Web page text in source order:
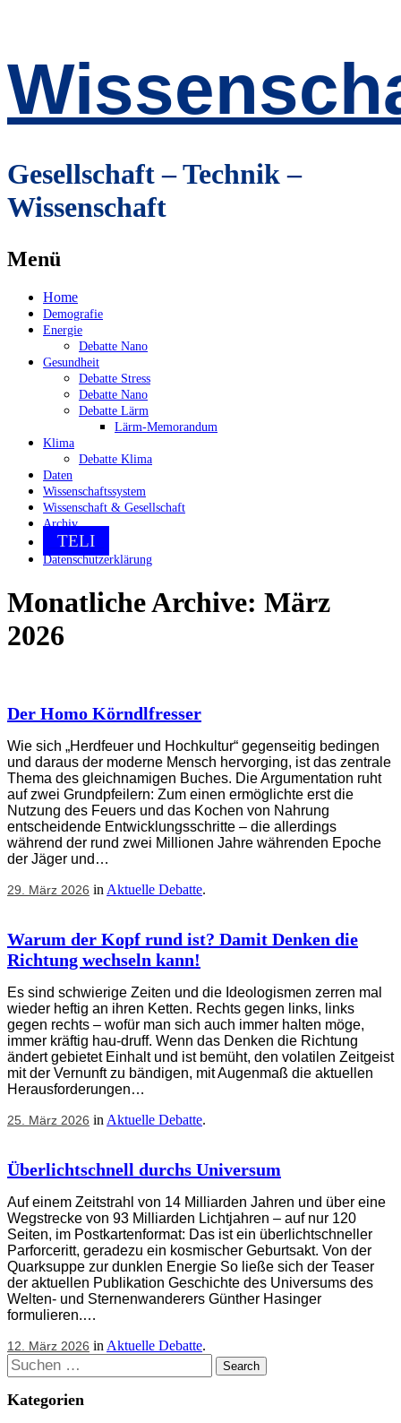
Gesellschaft – Technik –
Wissenschaft
Menü
Zum
Inhalt
springen
Home
Demografie
Energie
Debatte Nano
Gesundheit
Debatte Stress
Debatte Nano
Debatte Lärm
Lärm-Memorandum
Klima
Debatte Klima
Daten
Wissenschaftssystem
Wissenschaft & Gesellschaft
Archiv
TELI
Datenschutzerklärung
Monatliche Archive: März
2026
Der Homo Körndlfresser
Wie sich „Herdfeuer und Hochkultur“ gegenseitig bedingen
und daraus der moderne Mensch hervorging, ist das zentrale
Thema des gleichnamigen Buches. Die Argumentation ruht
auf zwei Grundpfeilern: Zum einen ermöglichte erst die
Nutzung des Feuers und das Kochen von Nahrung
entscheidende Entwicklungsschritte – die allerdings
während der rund zwei Millionen Jahre währenden Epoche
der Jäger und…
29. März 2026 in Aktuelle Debatte.
Warum der Kopf rund ist? Damit Denken die
Richtung wechseln kann!
Es sind schwierige Zeiten und die Ideologismen zerren mal
wieder heftig an ihren Ketten. Rechts gegen links, links
gegen rechts – wofür man sich auch immer halten möge,
immer kräftig hau-druff. Wenn das Denken die Richtung
ändert gebietet Einhalt und ist bemüht, den volatilen Zeitgeist
mit der Vernunft zu bändigen, mit Augenmaß die aktuellen
Herausforderungen…
25. März 2026 in Aktuelle Debatte.
Überlichtschnell durchs Universum
Auf einem Zeitstrahl von 14 Milliarden Jahren und über eine
Wegstrecke von 93 Milliarden Lichtjahren – auf nur 120
Seiten, im Postkartenformat: Das ist ein überlichtschneller
Parforceritt, geradezu ein kosmischer Geburtsakt. Von der
Quarksuppe zur dunklen Energie So ließe sich der Teaser
der aktuellen Publikation Geschichte des Universums des
Welten- und Sternenwanderers Günther Hasinger
formulieren.…
12. März 2026 inAktuelle Debatte.
Suchen
Kategorien